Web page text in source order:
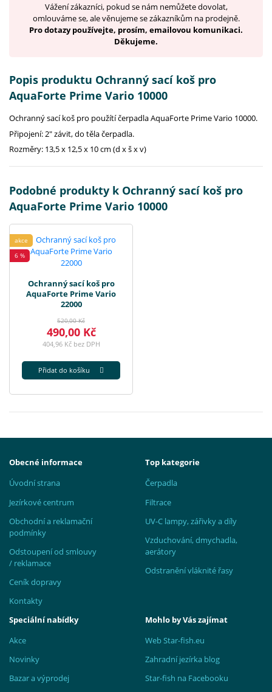
Vážení zákazníci, pokud se nám nemůžete dovolat,
omlouváme se, ale věnujeme se zákazníkům na prodejně.
Pro dotazy používejte, prosím, emailovou komunikaci.
Děkujeme.
Popis produktu Ochranný sací koš pro
AquaForte Prime Vario 10000
Ochranný sací koš pro použítí čerpadla AquaForte Prime Vario 10000.
Připojení: 2" závit, do těla čerpadla.
Rozměry: 13,5 x 12,5 x 10 cm (d x š x v)
Podobné produkty k Ochranný sací koš pro
AquaForte Prime Vario 10000
akce
6 %
Ochranný sací koš pro
AquaForte Prime Vario
22000
520,00 Kč
490,00 Kč
404,96 Kč bez DPH
Přidat do košíku
Obecné informace
Úvodní strana
Jezírkové centrum
Obchodní a reklamační
podmínky
Odstoupení od smlouvy
/ reklamace
Ceník dopravy
Kontakty
Top kategorie
Čerpadla
Filtrace
UV-C lampy, zářivky a díly
Vzduchování, dmychadla,
aerátory
Odstranění vláknité řasy
Speciální nabídky
Akce
Novinky
Bazar a výprodej
Mohlo by Vás zajímat
Web Star-fish.eu
Zahradní jezírka blog
Star-fish na Facebooku